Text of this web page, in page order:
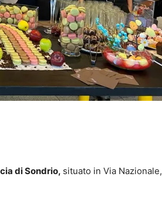
di Sondrio, situato in Via Nazionale,